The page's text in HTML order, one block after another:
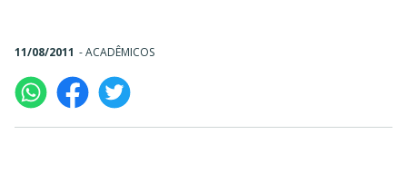
11/08/2011 -ACADÊMICOS